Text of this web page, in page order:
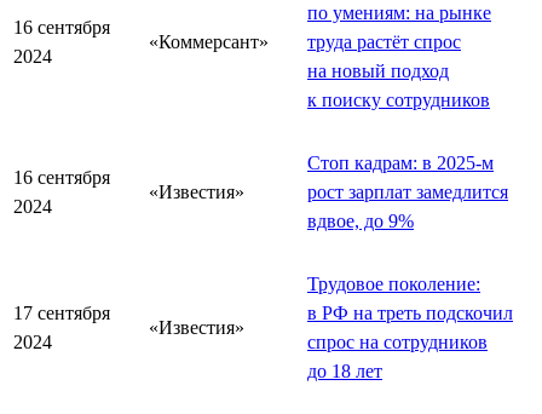
16 сентября
2024
«Коммерсант»
по умениям: на рынке
труда растёт спрос
на новый подход
к поиску сотрудников
16 сентября
2024
«Известия»
Стоп кадрам: в 2025-м
рост зарплат замедлится
вдвое, до 9%
17 сентября
2024
«Известия»
Трудовое поколение:
в РФ на треть подскочил
спрос на сотрудников
до 18 лет